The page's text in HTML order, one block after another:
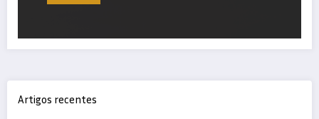
Artigos recentes